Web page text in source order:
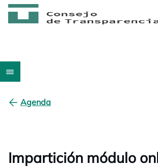
Agenda
Impartición módulo